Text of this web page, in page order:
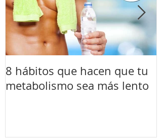
8 hábitos que hacen que tu
metabolismo sea más lento